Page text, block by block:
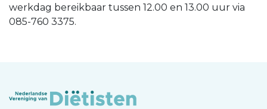
werkdag bereikbaar tussen 12.00 en 13.00 uur via
085-760 3375.